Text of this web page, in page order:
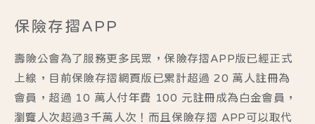
保險存摺APP
壽險公會為了服務更多民眾，保險存摺APP版已經正式
上線，目前保險存摺網頁版已累計超過 20 萬人註冊為
會員，超過 10 萬人付年費 100 元註冊成為白金會員，
瀏覽人次超過3千萬人次！而且保險存摺 APP可以取代